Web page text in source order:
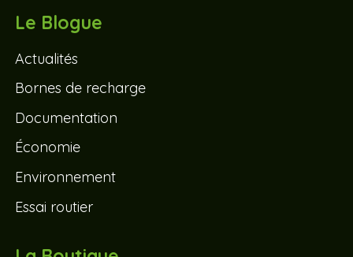
Le Blogue
Actualités
Bornes de recharge
Documentation
Économie
Environnement
Essai routier